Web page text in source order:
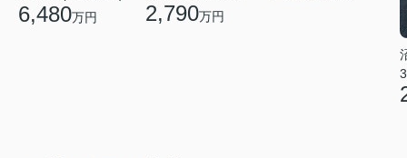
6,480万円 2,790万円